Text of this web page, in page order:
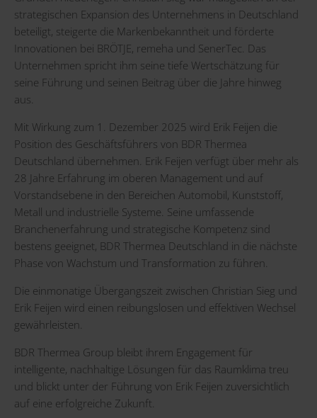
strategischen Expansion des Unternehmens in Deutschland
beteiligt, steigerte die Markenbekanntheit und förderte
Innovationen bei BRÖTJE, remeha und SenerTec. Das
Unternehmen spricht ihm seine tiefe Wertschätzung für
seine Führung und seinen Beitrag über die Jahre hinweg
aus.
Mit Wirkung zum 1. Dezember 2025 wird Erik Feijen die
Position des Geschäftsführers von BDR Thermea
Deutschland übernehmen. Erik Feijen verfügt über mehr als
28 Jahre Erfahrung im oberen Management und auf
Vorstandsebene in den Bereichen Automobil, Kunststoff,
Metall und industrielle Systeme. Seine umfassende
Branchenerfahrung und strategische Kompetenz sind
bestens geeignet, BDR Thermea Deutschland in die nächste
Phase von Wachstum und Transformation zu führen.
Die einmonatige Übergangszeit zwischen Christian Sieg und
Erik Feijen wird einen reibungslosen und effektiven Wechsel
gewährleisten.
BDR Thermea Group bleibt ihrem Engagement für
intelligente, nachhaltige Lösungen für das Raumklima treu
und blickt unter der Führung von Erik Feijen zuversichtlich
auf eine erfolgreiche Zukunft.